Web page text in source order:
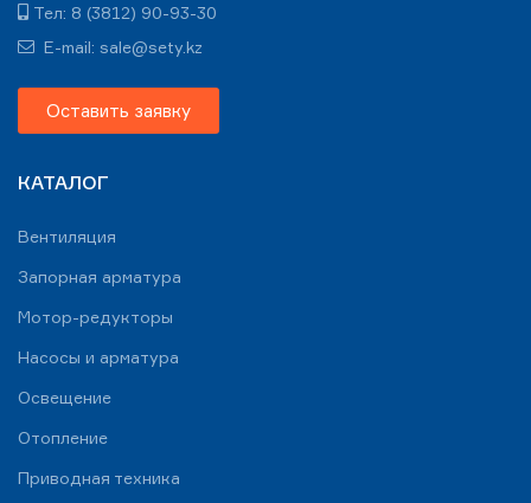
Тел: 8 (3812) 90-93-30
E-mail: sale@sety.kz
Оставить заявку
КАТАЛОГ
Вентиляция
Запорная арматура
Мотор-редукторы
Насосы и арматура
Освещение
Отопление
Приводная техника